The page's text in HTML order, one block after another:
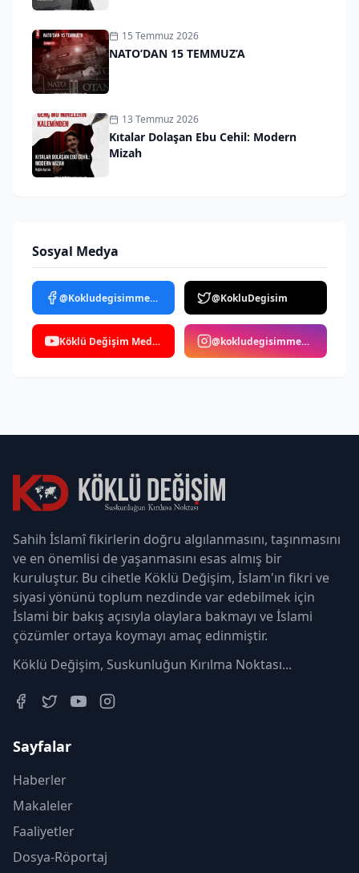
15 Temmuz 2026
NATO’DAN 15 TEMMUZ’A
13 Temmuz 2026
Kıtalar Dolaşan Ebu Cehil: Modern
Mizah
Sosyal Medya
@Kokludegisimmedya @KokluDegisim
Köklü Değişim Medya @kokludegisimmedya
Sahih İslamî fikirlerin doğru algılanmasını, taşınmasını
ve en önemlisi de yaşanmasını esas almış bir
kuruluştur. Bu cihetle Köklü Değişim, İslam'ın fikri ve
siyasi yönünü toplum nezdinde var edebilmek için
İslami bir bakış açısıyla olaylara bakmayı ve İslami
çözümler ortaya koymayı amaç edinmiştir.
Köklü Değişim, Suskunluğun Kırılma Noktası...
Sayfalar
Haberler
Makaleler
Faaliyetler
Dosya-Röportaj